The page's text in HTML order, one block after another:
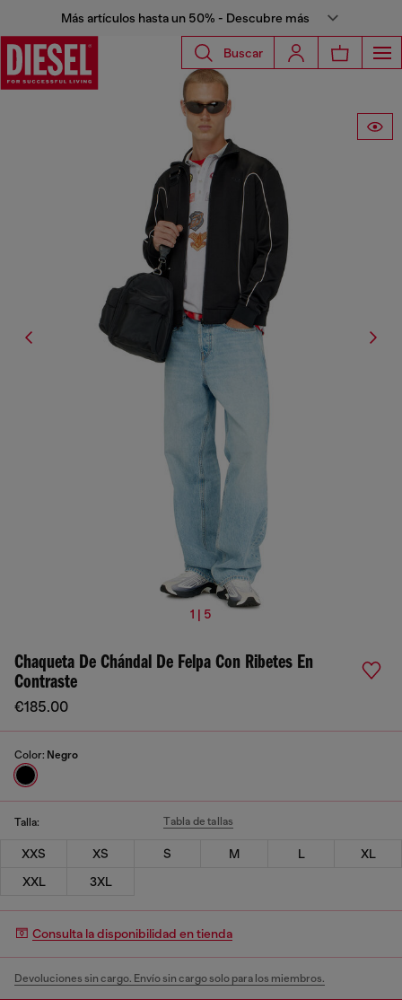
Más artículos hasta un 50% - Descubre más
Buscar
1 | 5
Chaqueta De Chándal De Felpa Con Ribetes En
Contraste
€185.00
Color: Negro
Talla: Tabla de tallas
XXS XS S M L
XL
XXL
3XL
Consulta la disponibilidad en tienda
Devoluciones sin cargo. Envío sin cargo solo para los miembros.